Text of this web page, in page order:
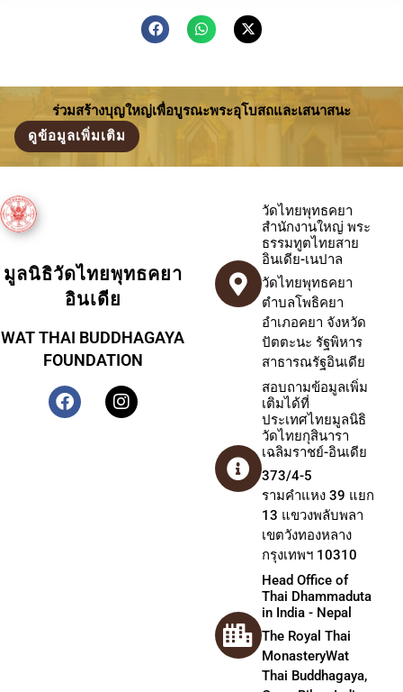
ร่วมสร้างบุญใหญ่เพื่อบูรณะพระอุโบสถและเสนาสนะ
ดูข้อมูลเพิ่มเติม
มูลนิธิวัดไทยพุทธคยา
อินเดีย
WAT THAI BUDDHAGAYA
FOUNDATION
วัดไทยพุทธคยา
สำนักงานใหญ่ พระ
ธรรมทูตไทยสาย
อินเดีย-เนปาล
วัดไทยพุทธคยา
ตำบลโพธิคยา
อำเภอคยา จังหวัด
ปัตตะนะ รัฐพิหาร
สาธารณรัฐอินเดีย
สอบถามข้อมูลเพิ่ม
เติมได้ที่
ประเทศไทยมูลนิธิ
วัดไทยกุสินารา
เฉลิมราชย์-อินเดีย
373/4-5
รามคำแหง 39 แยก
13 แขวงพลับพลา
เขตวังทองหลาง
กรุงเทพฯ 10310
Head Office of
Thai Dhammaduta
in India - Nepal
The Royal Thai
MonasteryWat
Thai Buddhagaya,